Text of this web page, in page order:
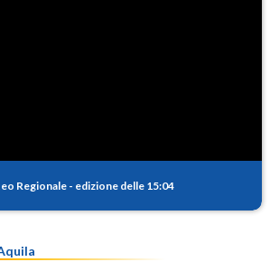
Regionale - edizione delle 15:04